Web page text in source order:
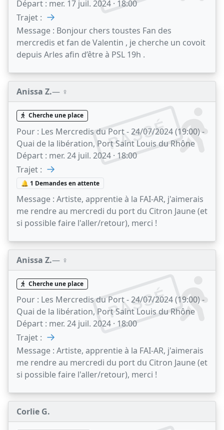
Départ : mer. 17 juil. 2024 · 18:00
Trajet : →
Message : Bonjour chers toustes Fan des
mercredis et fan de Valentin , je cherche un covoit
depuis Arles afin d’être à PSL 19h .
Anissa Z.— ♀️
PASSÉ
Cherche une place
Pour : Les Mercredis du Port - 24/07/2024 (19:00) -
Quai de la libération, Port Saint Louis du Rhône
Départ : mer. 24 juil. 2024 · 18:00
Trajet : →
🔔 1 Demandes en attente
Message : Artiste, apprentie à la FAI-AR, j'aimerais
me rendre au mercredi du port du Citron Jaune (et
si possible faire l'aller/retour), merci !
Anissa Z.— ♀️
PASSÉ
Cherche une place
Pour : Les Mercredis du Port - 24/07/2024 (19:00) -
Quai de la libération, Port Saint Louis du Rhône
Départ : mer. 24 juil. 2024 · 18:00
Trajet : →
Message : Artiste, apprentie à la FAI-AR, j'aimerais
me rendre au mercredi du port du Citron Jaune (et
si possible faire l'aller/retour), merci !
Corlie G.